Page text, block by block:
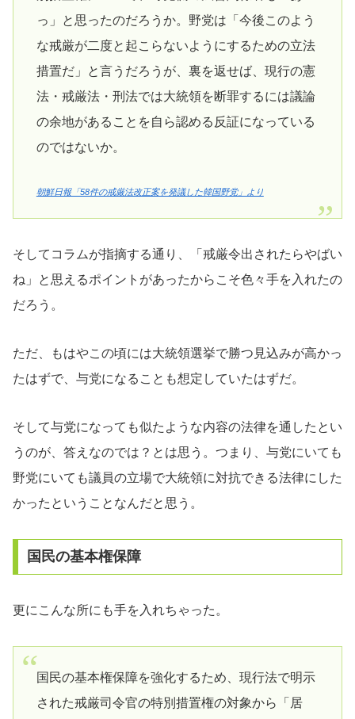
っ」と思ったのだろうか。野党は「今後このよう
な戒厳が二度と起こらないようにするための立法
措置だ」と言うだろうが、裏を返せば、現行の憲
法・戒厳法・刑法では大統領を断罪するには議論
の余地があることを自ら認める反証になっている
のではないか。
朝鮮日報「58件の戒厳法改正案を発議した韓国野党」より
そしてコラムが指摘する通り、「戒厳令出されたらやばい
ね」と思えるポイントがあったからこそ色々手を入れたの
だろう。
ただ、もはやこの頃には大統領選挙で勝つ見込みが高かっ
たはずで、与党になることも想定していたはずだ。
そして与党になっても似たような内容の法律を通したとい
うのが、答えなのでは？とは思う。つまり、与党にいても
野党にいても議員の立場で大統領に対抗できる法律にした
かったということなんだと思う。
国民の基本権保障
更にこんな所にも手を入れちゃった。
国民の基本権保障を強化するため、現行法で明示
された戒厳司令官の特別措置権の対象から「居